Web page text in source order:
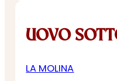
UOVO
LA MOLINA